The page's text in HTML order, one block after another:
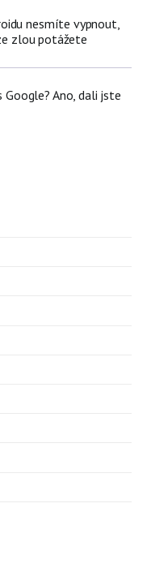
nesmíte vypnout,
zlou potážete
Google? Ano, dali jste